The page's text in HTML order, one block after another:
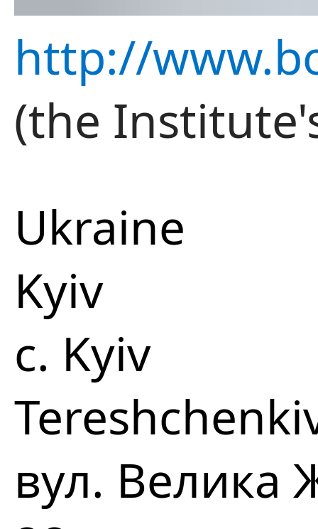
http://
(the
Ukraine
Kyiv
c. Kyiv
вул. Велика